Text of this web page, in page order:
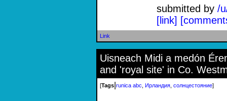
submitted by /
[link]
Link
Uisneach Midi a medón
and 'royal site' in Co.
[Tags runica abc Ирландия солнцестояние]